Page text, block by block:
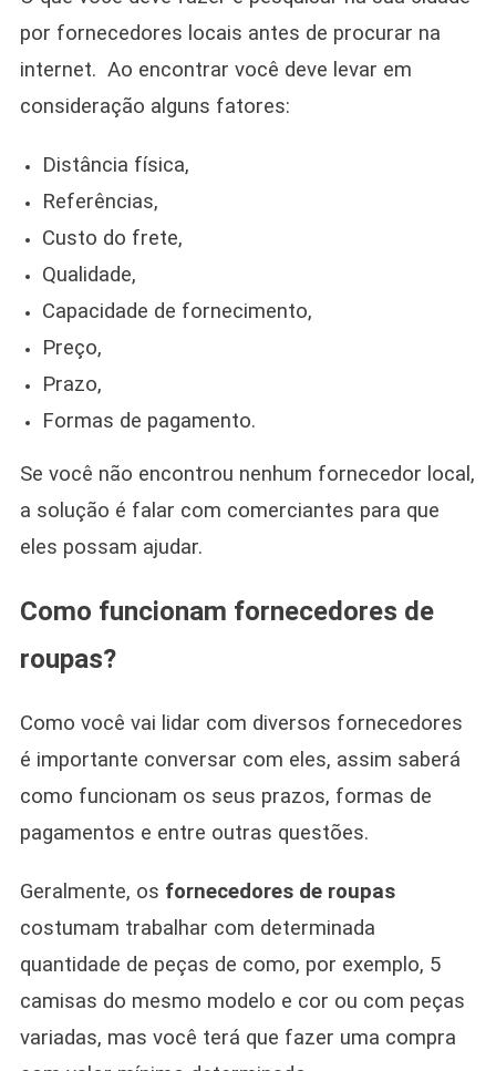
por fornecedores locais antes de procurar na
internet. Ao encontrar você deve levar em
consideração alguns fatores:
Distância física,
Referências,
Custo do frete,
Qualidade,
Capacidade de fornecimento,
Preço,
Prazo,
Formas de pagamento.
Se você não encontrou nenhum fornecedor local,
a solução é falar com comerciantes para que
eles possam ajudar.
Como funcionam fornecedores de
roupas?
Como você vai lidar com diversos fornecedores
é importante conversar com eles, assim saberá
como funcionam os seus prazos, formas de
pagamentos e entre outras questões.
Geralmente, os fornecedores de roupas
costumam trabalhar com determinada
quantidade de peças de como, por exemplo, 5
camisas do mesmo modelo e cor ou com peças
variadas, mas você terá que fazer uma compra